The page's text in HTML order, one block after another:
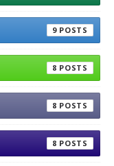
9
8
8
8